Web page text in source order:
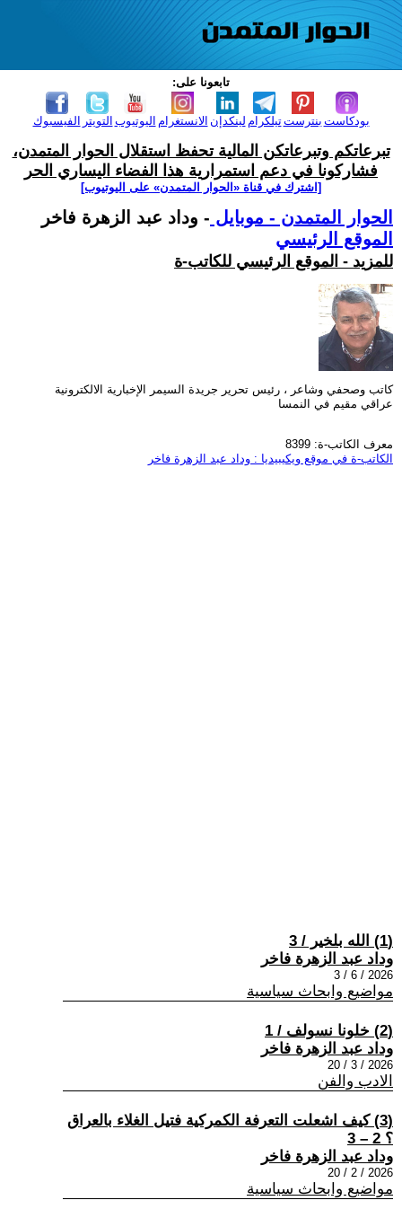
تابعونا على:
الفيسبوك التويتر اليوتيوب الانستغرام لينكدإن تيلكرامبنترست بودكاست
تبرعاتكم وتبرعاتكن المالية تحفظ استقلال الحوار المتمدن،
فشاركونا في دعم استمرارية هذا الفضاء اليساري الحر
[اشترك في قناة ‫«الحوار المتمدن» على اليوتيوب]
الحوار المتمدن - موبايل - وداد عبد الزهرة فاخر
الموقع الرئيسي
للمزيد - الموقع الرئيسي للكاتب-ة
كاتب وصحفي وشاعر ، رئيس تحرير جريدة السيمر الإخبارية الالكترونية
عراقي مقيم في النمسا
معرف الكاتب-ة: 8399
الكاتب-ة في موقع ويكيبيديا : وداد عبد الزهرة فاخر
(1) الله بلخير / 3
وداد عبد الزهرة فاخر
2026 / 6 / 3
مواضيع وابحاث سياسية
(2) خلونا نسولف / 1
وداد عبد الزهرة فاخر
2026 / 3 / 20
الادب والفن
(3) كيف اشعلت التعرفة الكمركية فتيل الغلاء بالعراق
؟ 2 – 3
وداد عبد الزهرة فاخر
2026 / 2 / 20
مواضيع وابحاث سياسية